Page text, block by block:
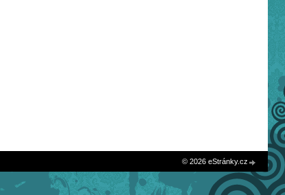
© 2026 eStránky.cz